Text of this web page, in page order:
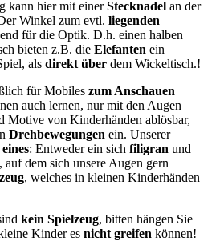
kann hier mit einerStecknadel an der
Winkel zum evtl. liegenden
für die Optik. D.h. einen halben
bieten z.B. die Elefanten ein
als direkt über dem Wickeltisch.!
für Mobiles zum Anschauen
auch lernen, nur mit den Augen
Motive von Kinderhänden ablösbar,
Drehbewegungen ein. Unserer
: Entweder ein sich filigran und
auf dem sich unsere Augen gern
, welches in kleinen Kinderhänden
kein Spielzeug, bitten hängen Sie
Kinder es nicht greifen können!